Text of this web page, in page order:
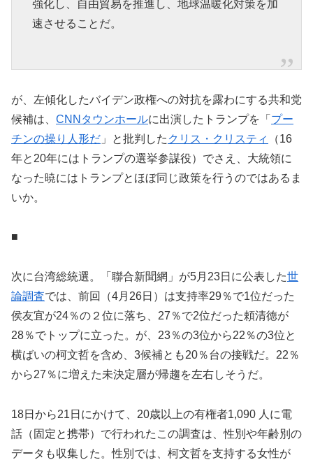
強化し、自由貿易を推進し、地球温暖化対策を加
速させることだ。
が、左傾化したバイデン政権への対抗を露わにする共和党
候補は、 CNNタウンホールに出演したトランプを「 プー
チンの操り人形だ 」と批判した クリス・クリスティ
（16
年と20年にはトランプの選挙参謀役）でさえ、大統領に
なった暁にはトランプとほぼ同じ政策を行うのではあるま
いか。
■
次に台湾総統選。「聯合新聞網」が5月23日に公表した世
論調査では、前回（4月26日）は支持率29％で1位だった
侯友宜が24％の２位に落ち、27％で2位だった頼清徳が
28％でトップに立った。が、23％の3位から22％の3位と
横ばいの柯文哲を含め、3候補とも20％台の接戦だ。22％
から27％に増えた未決定層が帰趨を左右しそうだ。
18日から21日にかけて、20歳以上の有権者1,090 人に電
話（固定と携帯）で行われたこの調査は、性別や年齢別の
データも収集した。性別では、柯文哲を支持する女性が